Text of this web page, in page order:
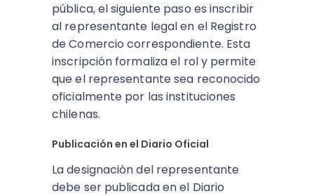
pública, el siguiente paso es inscribir
al representante legal en el Registro
de Comercio correspondiente. Esta
inscripción formaliza el rol y permite
que el representante sea reconocido
oficialmente por las instituciones
chilenas.
Publicación en el Diario Oficial
La designación del representante
debe ser publicada en el Diario